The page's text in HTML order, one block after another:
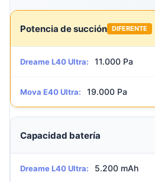
Potencia de succión DIFERENTE
Dreame L40 Ultra: 11.000 Pa
Mova E40 Ultra: 19.000 Pa
Capacidad batería
Dreame L40 Ultra: 5.200 mAh